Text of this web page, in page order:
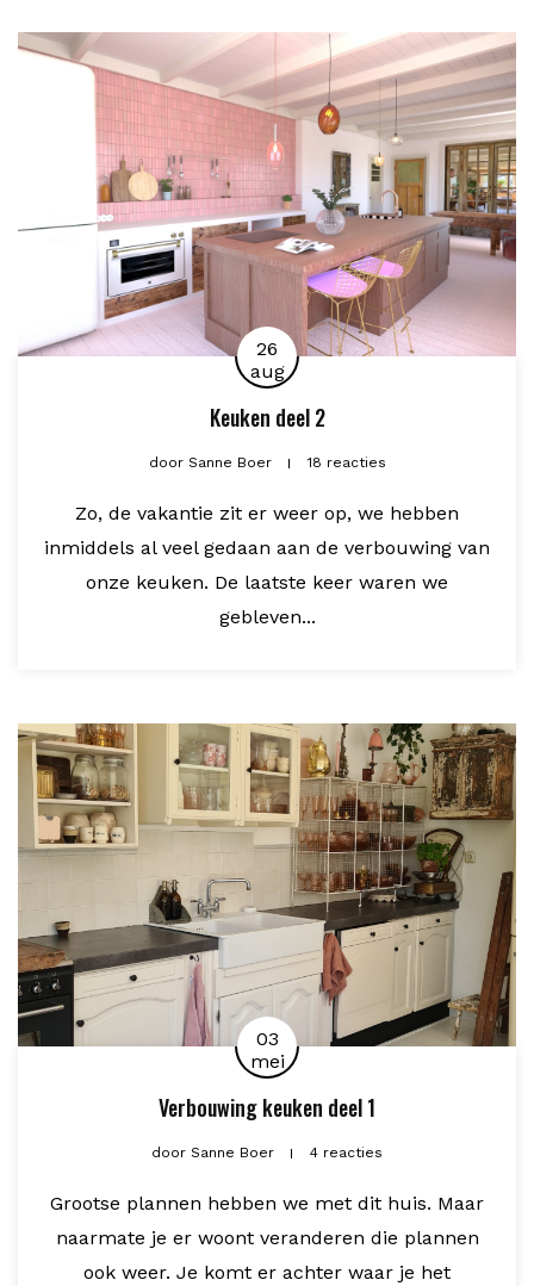
26
aug
Keuken deel 2
doorSanne Boer 18 reacties
Zo, de vakantie zit er weer op, we hebben
inmiddels al veel gedaan aan de verbouwing van
onze keuken. De laatste keer waren we
gebleven...
03
mei
Verbouwing keuken deel 1
door Sanne Boer 4 reacties
Grootse plannen hebben we met dit huis. Maar
naarmate je er woont veranderen die plannen
ook weer. Je komt er achter waar je het